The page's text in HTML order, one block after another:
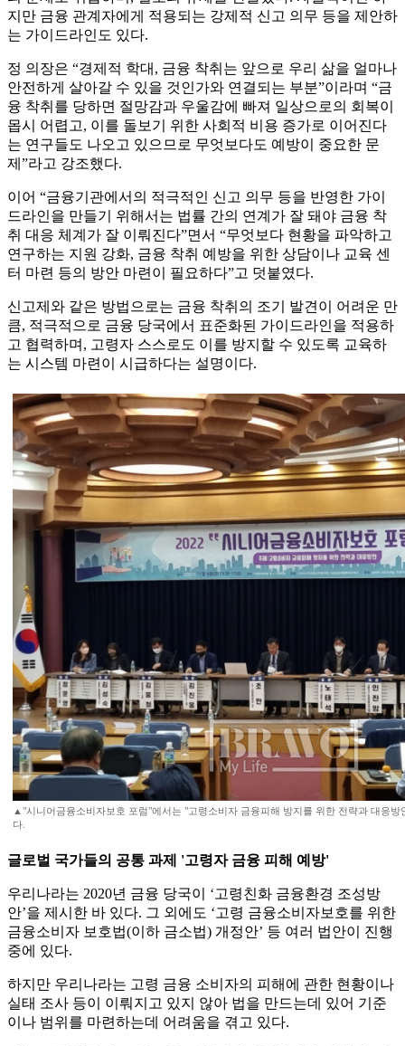
지만 금융 관계자에게 적용되는 강제적 신고 의무 등을 제안하
는 가이드라인도 있다.
정 의장은 “경제적 학대, 금융 착취는 앞으로 우리 삶을 얼마나
안전하게 살아갈 수 있을 것인가와 연결되는 부분”이라며 “금
융 착취를 당하면 절망감과 우울감에 빠져 일상으로의 회복이
몹시 어렵고, 이를 돌보기 위한 사회적 비용 증가로 이어진다
는 연구들도 나오고 있으므로 무엇보다도 예방이 중요한 문
제”라고 강조했다.
이어 “금융기관에서의 적극적인 신고 의무 등을 반영한 가이
드라인을 만들기 위해서는 법률 간의 연계가 잘 돼야 금융 착
취 대응 체계가 잘 이뤄진다”면서 “무엇보다 현황을 파악하고
연구하는 지원 강화, 금융 착취 예방을 위한 상담이나 교육 센
터 마련 등의 방안 마련이 필요하다”고 덧붙였다.
신고제와 같은 방법으로는 금융 착취의 조기 발견이 어려운 만
큼, 적극적으로 금융 당국에서 표준화된 가이드라인을 적용하
고 협력하며, 고령자 스스로도 이를 방지할 수 있도록 교육하
는 시스템 마련이 시급하다는 설명이다.
▲"시니어금융소비자보호 포럼"에서는 "고령소비자 금융피해 방지를 위한 전략과 대응방
다.
글로벌 국가들의 공통 과제 '고령자 금융 피해 예방'
우리나라는 2020년 금융 당국이 ‘고령친화 금융환경 조성방
안’을 제시한 바 있다. 그 외에도 ‘고령 금융소비자보호를 위한
금융소비자 보호법(이하 금소법) 개정안’ 등 여러 법안이 진행
중에 있다.
하지만 우리나라는 고령 금융 소비자의 피해에 관한 현황이나
실태 조사 등이 이뤄지고 있지 않아 법을 만드는데 있어 기준
이나 범위를 마련하는데 어려움을 겪고 있다.